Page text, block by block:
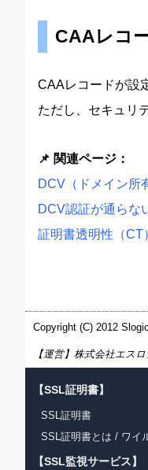
CAAレコ
CAAレコードが設
ただし、セキュリ
📌 関連ページ：
DCV（ドメイン所
DCV認証が通らな
証明書透明性（CT
Copyright (C) 2012
【運営】株式会社エス
【SSL証明書】
SSL証明書
SSL証明書とは / ワイ
【SSL監視サービス】